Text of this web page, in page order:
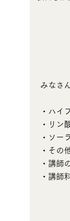
みなさ
・ハイ
・リン
・ソー
・その
・講師
・講師